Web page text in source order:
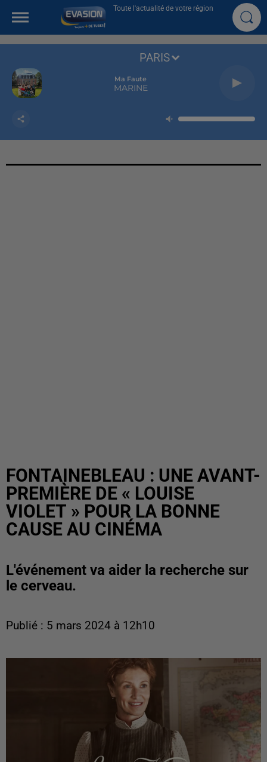
Toute l'actualité de votre région
Ma Faute
MARINE
PARIS
FONTAINEBLEAU : UNE AVANT-
PREMIÈRE DE « LOUISE
VIOLET » POUR LA BONNE
CAUSE AU CINÉMA
L'événement va aider la recherche sur
le cerveau.
Publié : 5 mars 2024 à 12h10